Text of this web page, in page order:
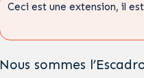
Ceci est une extension, il
Nous sommes